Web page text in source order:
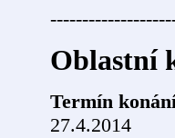
Oblastní
Termín
27.4.2014